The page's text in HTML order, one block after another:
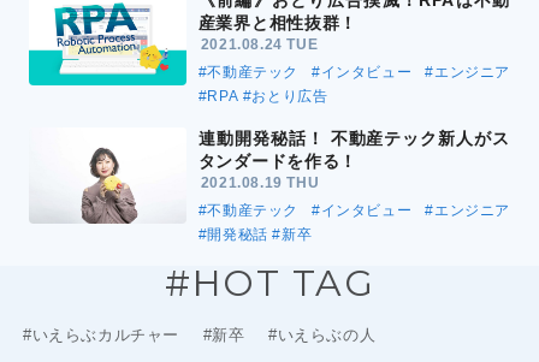
産業界と相性抜群！
2021.08.24 TUE
#不動産テック
#インタビュー
#エンジニア
#RPA #おとり広告
連動開発秘話！ 不動産テック新人がス
タンダードを作る！
2021.08.19 THU
#不動産テック
#インタビュー
#エンジニア
#開発秘話 #新卒
#HOT TAG
#いえらぶカルチャー #新卒 #いえらぶの人